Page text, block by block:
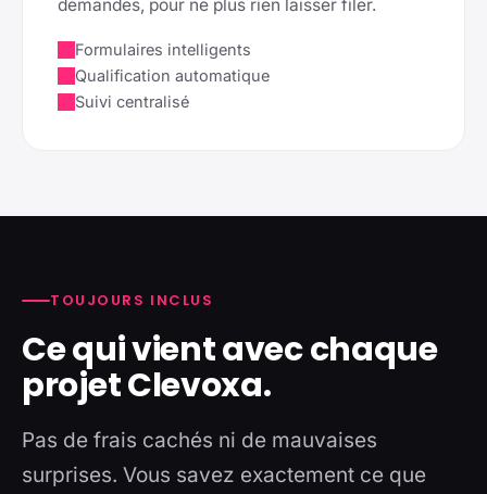
demandes, pour ne plus rien laisser filer.
Formulaires intelligents
Qualification automatique
Suivi centralisé
TOUJOURS INCLUS
Ce qui vient avec chaque
projet Clevoxa.
Pas de frais cachés ni de mauvaises
surprises. Vous savez exactement ce que